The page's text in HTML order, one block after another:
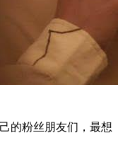
的粉丝朋友们，最想